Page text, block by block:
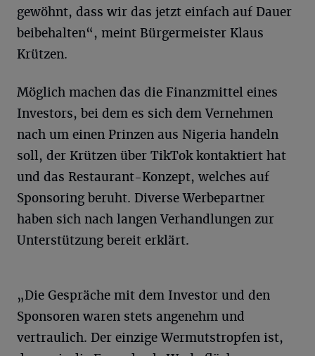
gewöhnt, dass wir das jetzt einfach auf Dauer
beibehalten“, meint Bürgermeister Klaus
Krützen.
Möglich machen das die Finanzmittel eines
Investors, bei dem es sich dem Vernehmen
nach um einen Prinzen aus Nigeria handeln
soll, der Krützen über TikTok kontaktiert hat
und das Restaurant-Konzept, welches auf
Sponsoring beruht. Diverse Werbepartner
haben sich nach langen Verhandlungen zur
Unterstützung bereit erklärt.
„Die Gespräche mit dem Investor und den
Sponsoren waren stets angenehm und
vertraulich. Der einzige Wermutstropfen ist,